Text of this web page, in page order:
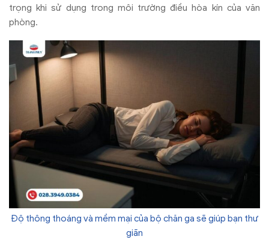
trọng khi sử dụng trong môi trường điều hòa kín của văn
phòng.
Độ thông thoáng và mềm mại của bộ chăn ga sẽ giúp bạn thư
giãn